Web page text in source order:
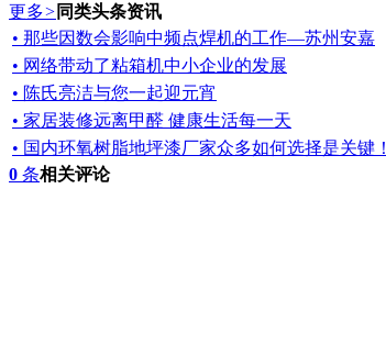
更多> 同类头条资讯
• 那些因数会影响中频点焊机的工作—苏州安嘉
• 网络带动了粘箱机中小企业的发展
• 陈氏亮洁与您一起迎元宵
• 家居装修远离甲醛 健康生活每一天
• 国内环氧树脂地坪漆厂家众多如何选择是关键！
0 条相关评论